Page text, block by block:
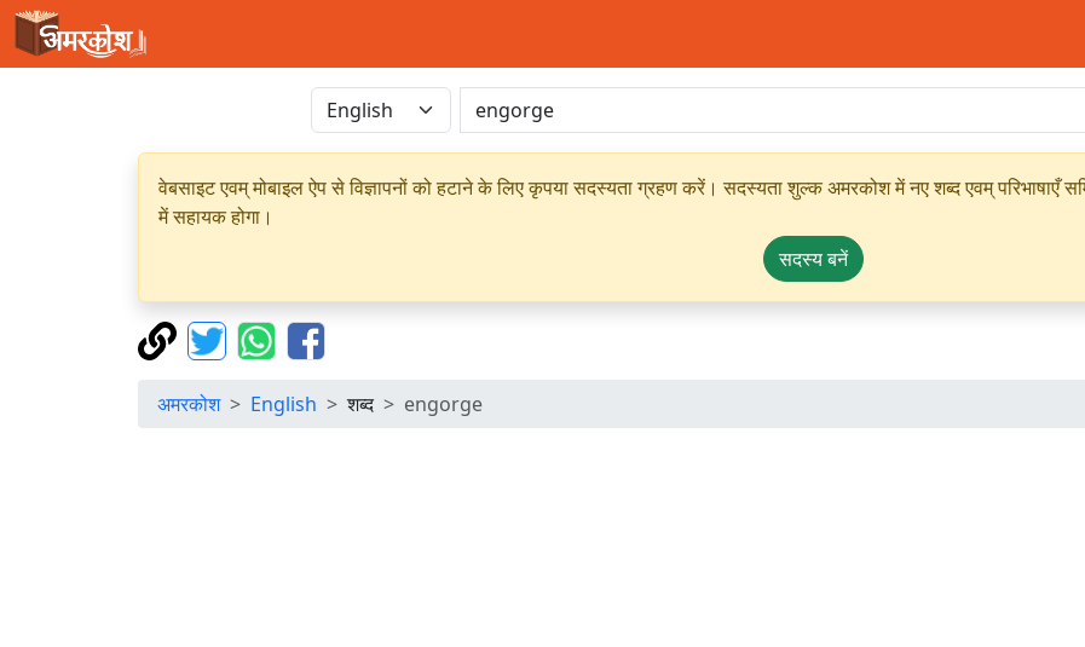
वेबसाइट एवम् मोबाइल ऐप से विज्ञापनों को हटाने के लिए कृपया सदस्यता ग्रहण करें। सदस्यता शुल्क अमरकोश में नए शब्द एवम् परिभाषाएँ
में सहायक होगा।
सदस्य बनें
अमरकोश English शब्द engorge